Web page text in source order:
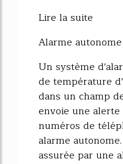
Lire la suite
Alarme autonome
Un système
de température
dans un champ
envoie une
numéros de
alarme
assurée par une